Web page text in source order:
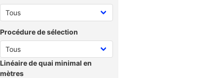
Procédure de sélection
Linéaire de quai minimal en
mètres